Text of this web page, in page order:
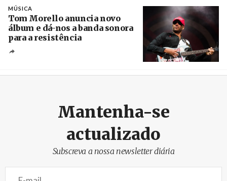
MÚSICA
Tom Morello anuncia novo
álbum e dá-nos a banda sonora
para a resistência
Mantenha-se
actualizado
Subscreva a nossa newsletter diária